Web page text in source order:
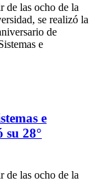
de las ocho de la
se realizó la
de
e
e
su 28°
de las ocho de la